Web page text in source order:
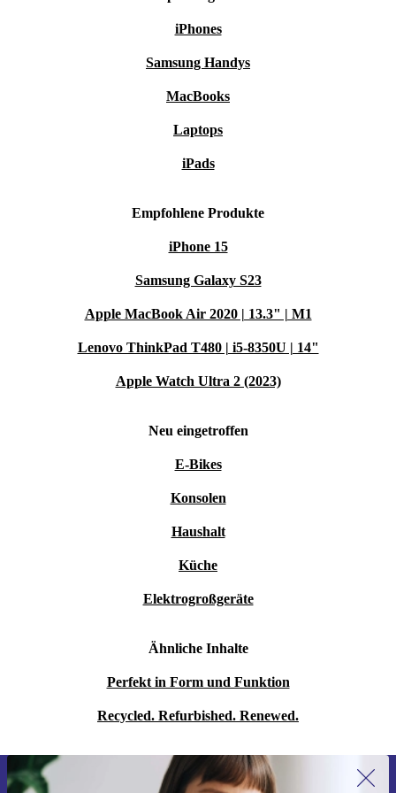
iPhones
Samsung Handys
MacBooks
Laptops
iPads
Empfohlene Produkte
iPhone 15
Samsung Galaxy S23
Apple MacBook Air 2020 | 13.3" | M1
Lenovo ThinkPad T480 | i5-8350U | 14"
Apple Watch Ultra 2 (2023)
Neu eingetroffen
E-Bikes
Konsolen
Haushalt
Küche
Elektrogroßgeräte
Ähnliche Inhalte
Perfekt in Form und Funktion
Recycled. Refurbished. Renewed.